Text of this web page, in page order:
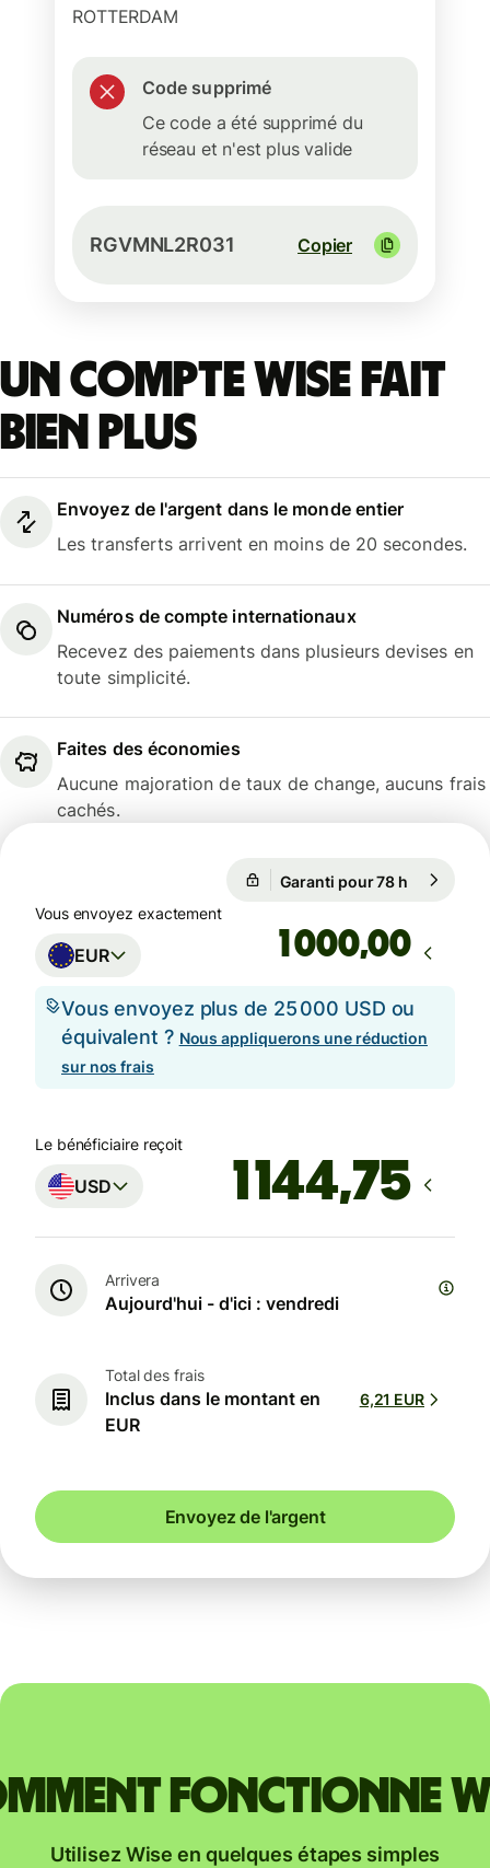
ROTTERDAM
Code supprimé
Ce code a été supprimé du
réseau et n'est plus valide
RGVMNL2R031 Copier
Un compte Wise fait
bien plus
Envoyez de l'argent dans le monde entier
Les transferts arrivent en moins de 20 secondes.
Numéros de compte internationaux
Recevez des paiements dans plusieurs devises en
toute simplicité.
Faites des économies
Aucune majoration de taux de change, aucuns frais
cachés.
Garanti pour 78 h
Vous envoyez exactement
EUR ,00
Vous envoyez plus de 25 000 USD ou
équivalent ? Nous appliquerons une réduction
sur nos frais
Le bénéficiaire reçoit
USD
Arrivera
Aujourd'hui - d'ici : vendredi
Total des frais
Inclus dans le montant en
EUR
6,21 EUR
Envoyez de l'argent
fonctionne
Utilisez Wise en quelques étapes simples